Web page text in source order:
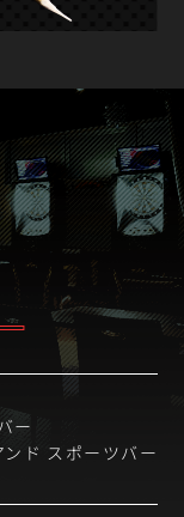
ー
ド スポーツバー